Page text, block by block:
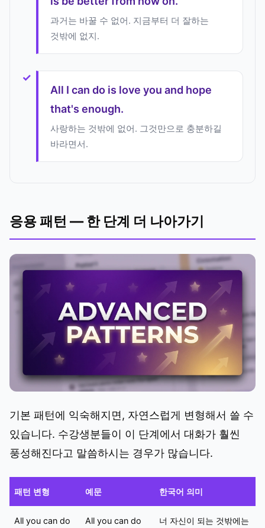
과거는 바꿀 수 없어. 지금부터 더 잘하는
것밖에 없지.
All I can do is love you and hope
that's enough.
사랑하는 것밖에 없어. 그것만으로 충분하길
바라면서.
응용 패턴 — 한 단계 더 나아가기
기본 패턴에 익숙해지면, 자연스럽게 변형해서 쓸 수
있습니다. 수강생분들이 이 단계에서 대화가 훨씬
풍성해진다고 말씀하시는 경우가 많습니다.
패턴 변형 예문 한국어 의미
All you can do
All you can do
너 자신이 되는 것밖에는